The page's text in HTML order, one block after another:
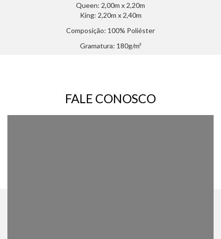
Queen: 2,00m x 2,20m
King: 2,20m x 2,40m
Composição: 100% Poliéster
Gramatura: 180g/m²
FALE CONOSCO